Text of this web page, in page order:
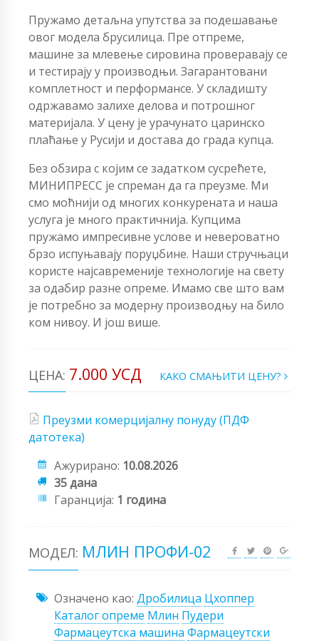
Пружамо детаљна упутства за подешавање
овог модела брусилица. Пре отпреме,
машине за млевење сировина проверавају се
и тестирају у производњи. Загарантовани
комплетност и перформансе. У складишту
одржавамо залихе делова и потрошног
материјала. У цену је урачунато царинско
плаћање у Русији и достава до града купца.
Без обзира с којим се задатком сусрећете,
МИНИПРЕСС је спреман да га преузме. Ми
смо моћнији од многих конкурената и наша
услуга је много практичнија. Купцима
пружамо импресивне услове и невероватно
брзо испуњавају поруџбине. Наши стручњаци
користе најсавременије технологије на свету
за одабир разне опреме. Имамо све што вам
је потребно за модерну производњу на било
ком нивоу. И још више.
ЦЕНА: 7.000 УСД КАКО СМАЊИТИ ЦЕНУ?
Преузми комерцијалну понуду (ПДФ
датотека)
Ажурирано: 10.08.2026
35 дана
Гаранција: 1 година
МОДЕЛ: МЛИН ПРОФИ-02
Означено као: Дробилица Цхоппер
Каталог опреме Млин Пудери
Фармацеутска машина Фармацеутски